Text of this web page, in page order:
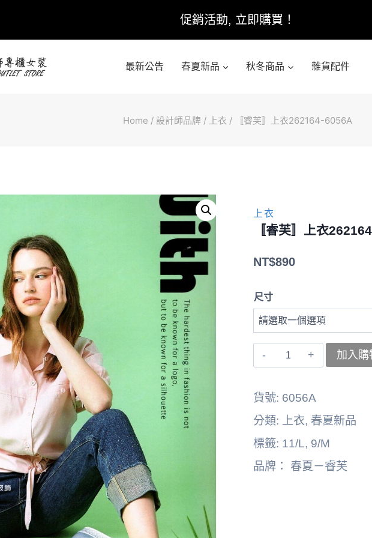
促銷活動, 立即購買！
最新公告 春夏新品 秋冬商品 雜貨配件
Home / 設計師品牌 / 上衣 / 〚睿芙〛上衣262164-6056A
上衣
〚睿芙〛上衣
NT$890
尺寸
〚睿
262164-
6056A
數
加入購
貨號: 6056A
分類:
上衣, 春夏新品
標籤: 11/L, 9/M
品牌： 春夏－睿芙